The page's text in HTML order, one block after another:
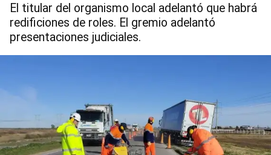
El titular del organismo local adelantó que habrá
redificiones de roles. El gremio adelantó
presentaciones judiciales.